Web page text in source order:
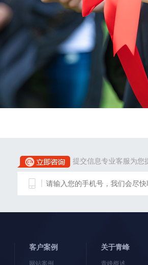
提交信息专业客服为您
客户案例
网站案例
关于青峰
青峰概述